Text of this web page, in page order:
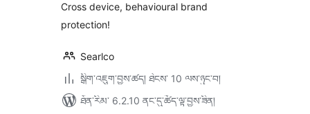
Cross device, behavioural brand
protection!
Searlco
སྒྲིག་འཇུག་བྱས་ཚད། ཐེངས་ 10 ལས་ཉུང་བ།
ཐོན་རིམ་ 6.2.10 ནང་དུ་ཚོད་ལྟ་བྱས་ཟིན།